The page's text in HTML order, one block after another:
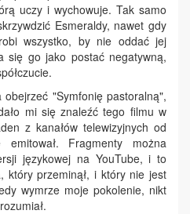
uczy i wychowuje. Tak samo
Esmeraldy, nawet gdy
wszystko, by nie oddać jej
się go jako postać negatywną,
"Symfonię pastoralną",
mi się znaleźć tego filmu w
z kanałów telewizyjnych od
Fragmenty można
językowej na YouTube, i to
który przeminął, i który nie jest
wymrze moje pokolenie, nikt